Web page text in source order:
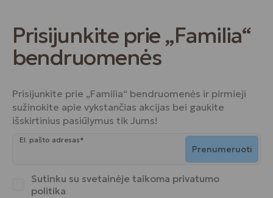
Prisijunkite prie „Familia“
bendruomenės
Prisijunkite prie „Familia“ bendruomenės ir pirmieji
sužinokite apie vykstančias akcijas bei gaukite
išskirtinius pasiūlymus tik Jums!
Prenumeruoti
El. pašto adresas*
Sutinku su svetainėje taikoma privatumo
politika